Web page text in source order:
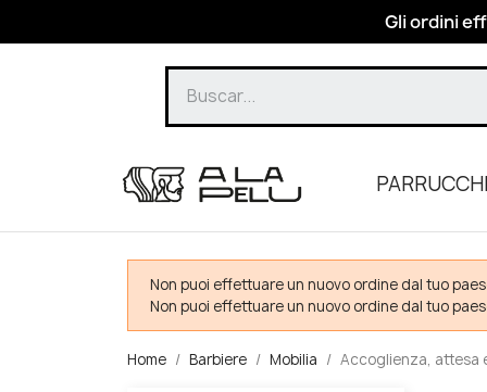
Gli ordini
Non puoi effettuare un nuovo ordine dal tuo
Non puoi effettuare un nuovo ordine dal tuo
Home Barbiere Mobilia Accoglienza, attesa